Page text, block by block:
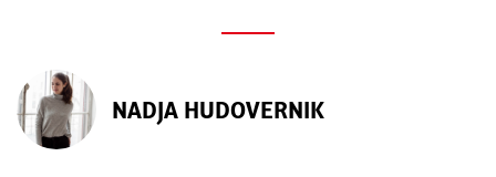
NADJA HUDOVERNIK